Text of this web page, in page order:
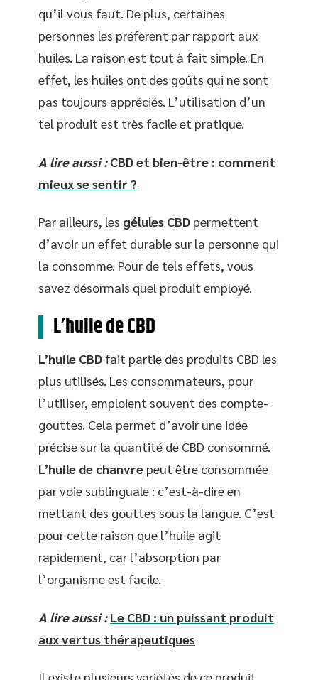
qu’il vous faut. De plus, certaines
personnes les préfèrent par rapport aux
huiles. La raison est tout à fait simple. En
effet, les huiles ont des goûts qui ne sont
pas toujours appréciés. L’utilisation d’un
tel produit est très facile et pratique.
A lire aussi : CBD et bien-être : comment
mieux se sentir ?
Par ailleurs, les gélules CBD permettent
d’avoir un effet durable sur la personne qui
la consomme. Pour de tels effets, vous
savez désormais quel produit employé.
L’huile de CBD
L’huile CBD fait partie des produits CBD les
plus utilisés. Les consommateurs, pour
l’utiliser, emploient souvent des compte-
gouttes. Cela permet d’avoir une idée
précise sur la quantité de CBD consommé.
L’huile de chanvre peut être consommée
par voie sublinguale : c’est-à-dire en
mettant des gouttes sous la langue. C’est
pour cette raison que l’huile agit
rapidement, car l’absorption par
l’organisme est facile.
A lire aussi : Le CBD : un puissant produit
aux vertus thérapeutiques